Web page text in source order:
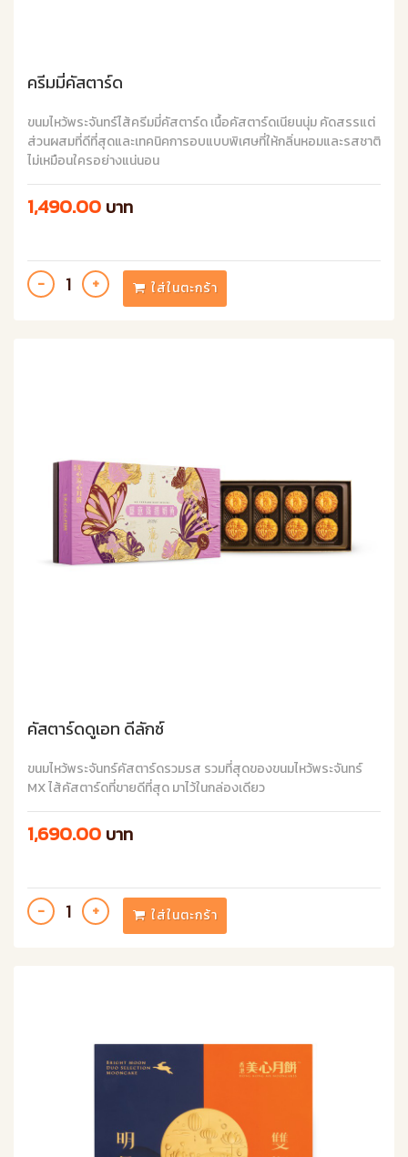
ครีมมี่คัสตาร์ด
ขนมไหว้พระจันทร์ไส้ครีมมี่คัสตาร์ด เนื้อคัสตาร์ดเนียนนุ่ม คัดสรรแต่
ส่วนผสมที่ดีที่สุดและเทคนิคการอบแบบพิเศษที่ให้กลิ่นหอมและรสชาติ
ไม่เหมือนใครอย่างแน่นอน
1,490.00 บาท
ใส่ในตะกร้า
คัสตาร์ดดูเอท ดีลักซ์
ขนมไหว้พระจันทร์คัสตาร์ดรวมรส รวมที่สุดของขนมไหว้พระจันทร์
MX ไส้คัสตาร์ดที่ขายดีที่สุด มาไว้ในกล่องเดียว
1,690.00 บาท
ใส่ในตะกร้า